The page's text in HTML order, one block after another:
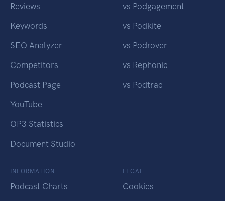
Reviews
Keywords
SEO Analyzer
Competitors
Podcast Page
YouTube
OP3 Statistics
Document Studio
vs Podgagement
vs Podkite
vs Podrover
vs Rephonic
vs Podtrac
INFORMATION
Podcast Charts
LEGAL
Cookies